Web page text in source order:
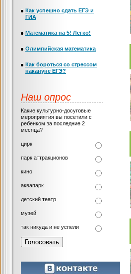
Как успешно сдать ЕГЭ и
ГИА
Математика на 5! Легко!
Олимпийская математика
Как бороться со стрессом
накануне ЕГЭ?
Наш опрос
Какие культурно-досуговые
мероприятия вы посетили с
ребенком за последние 2
месяца?
цирк
парк аттракционов
кино
аквапарк
детский театр
музей
так никуда и не успели